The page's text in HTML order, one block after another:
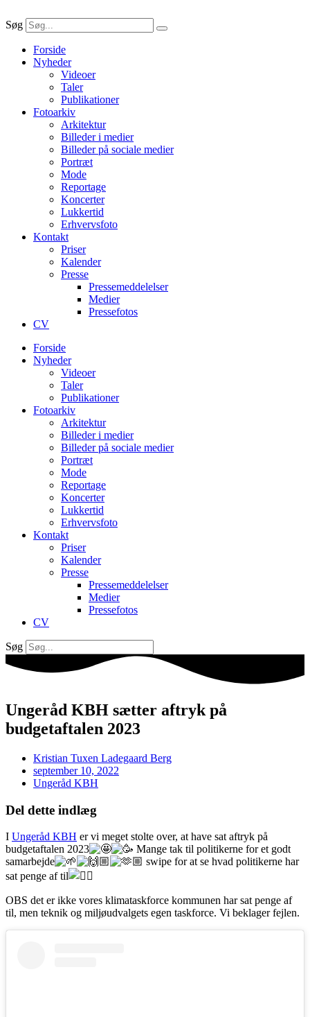
Søg
Forside
Nyheder
Videoer
Taler
Publikationer
Fotoarkiv
Arkitektur
Billeder i medier
Billeder på sociale medier
Portræt
Mode
Reportage
Koncerter
Lukkertid
Erhvervsfoto
Kontakt
Priser
Kalender
Presse
Pressemeddelelser
Medier
Pressefotos
CV
Forside
Nyheder
Videoer
Taler
Publikationer
Fotoarkiv
Arkitektur
Billeder i medier
Billeder på sociale medier
Portræt
Mode
Reportage
Koncerter
Lukkertid
Erhvervsfoto
Kontakt
Priser
Kalender
Presse
Pressemeddelelser
Medier
Pressefotos
CV
Søg
Ungeråd KBH sætter aftryk på
budgetaftalen 2023
Kristian Tuxen Ladegaard Berg
september 10, 2022
Ungeråd KBH
Del dette indlæg
I Ungeråd KBH er vi meget stolte over, at have sat aftryk på
budgetaftalen 2023
Mange tak til politikerne for et godt
samarbejde
swipe for at se hvad politikerne har
sat penge af til
OBS det er ikke vores klimataskforce kommunen har sat penge af
til, men teknik og miljøudvalgets egen taskforce. Vi beklager fejlen.